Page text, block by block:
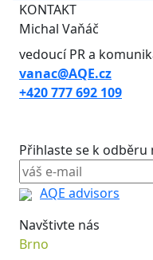
KONTAKT
Michal Vaňáč
vedoucí PR a
vanac@AQE.cz
+420 777 692 109
Přihlaste se k odběru
AQE advisors
Navštivte nás
Brno